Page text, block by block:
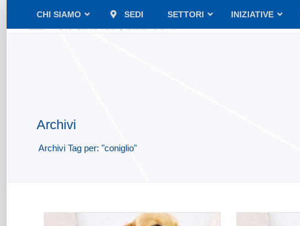
CHI SIAMO SEDI SETTORI INIZIATIVE
Archivi
Archivi Tag per: "coniglio"